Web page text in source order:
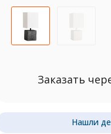
Заказать